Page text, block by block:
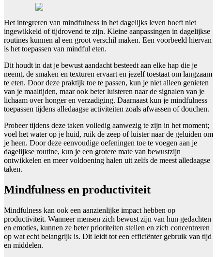
Het integreren van mindfulness in het dagelijks leven hoeft niet
ingewikkeld of tijdrovend te zijn. Kleine aanpassingen in dagelijkse
routines kunnen al een groot verschil maken. Een voorbeeld hiervan
is het toepassen van mindful eten.
Dit houdt in dat je bewust aandacht besteedt aan elke hap die je
neemt, de smaken en texturen ervaart en jezelf toestaat om langzaam
te eten. Door deze praktijk toe te passen, kun je niet alleen genieten
van je maaltijden, maar ook beter luisteren naar de signalen van je
lichaam over honger en verzadiging. Daarnaast kun je mindfulness
toepassen tijdens alledaagse activiteiten zoals afwassen of douchen.
Probeer tijdens deze taken volledig aanwezig te zijn in het moment;
voel het water op je huid, ruik de zeep of luister naar de geluiden om
je heen. Door deze eenvoudige oefeningen toe te voegen aan je
dagelijkse routine, kun je een grotere mate van bewustzijn
ontwikkelen en meer voldoening halen uit zelfs de meest alledaagse
taken.
Mindfulness en productiviteit
Mindfulness kan ook een aanzienlijke impact hebben op
productiviteit. Wanneer mensen zich bewust zijn van hun gedachten
en emoties, kunnen ze beter prioriteiten stellen en zich concentreren
op wat echt belangrijk is. Dit leidt tot een efficiënter gebruik van tijd
en middelen.